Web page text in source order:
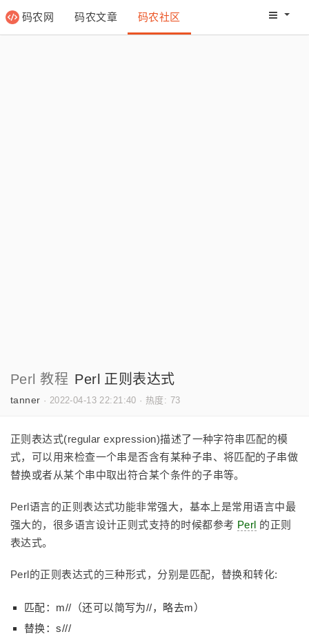
码农网 码农文章 码农社区 码农网
Perl 教程 Perl 正则表达式
tanner · 2022-04-13 22:21:40 · 热度: 73
正则表达式(regular expression)描述了一种字符串匹配的模
式，可以用来检查一个串是否含有某种子串、将匹配的子串做
替换或者从某个串中取出符合某个条件的子串等。
Perl语言的正则表达式功能非常强大，基本上是常用语言中最
强大的，很多语言设计正则式支持的时候都参考 Perl 的正则
表达式。
Perl的正则表达式的三种形式，分别是匹配，替换和转化:
匹配：m//（还可以简写为//，略去m）
替换：s///